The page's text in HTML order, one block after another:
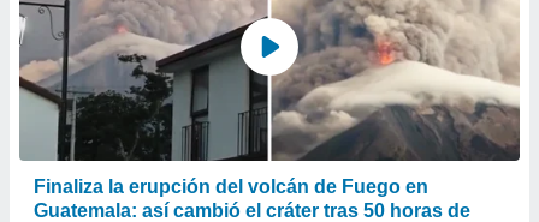
Finaliza la erupción del volcán de Fuego en
Guatemala: así cambió el cráter tras 50 horas de